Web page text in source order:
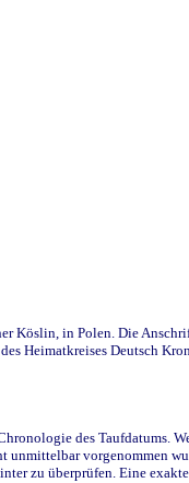
in Polen. Die
Heimatkreises Deutsch
des Taufdatums.
vorgenommen
zu überprüfen. Eine